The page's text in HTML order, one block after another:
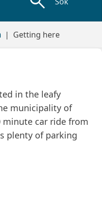
Getting here
in the leafy
municipality of
minute car ride from
plenty of parking